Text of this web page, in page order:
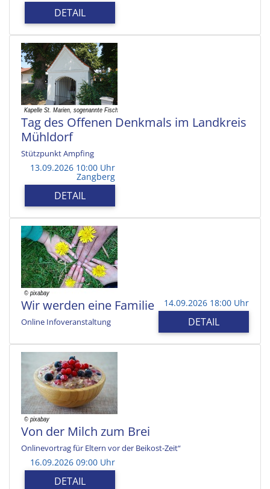
DETAIL
Tag des Offenen Denkmals im Landkreis
Mühldorf
Stützpunkt Ampfing
13.09.2026 10:00 Uhr
Zangberg
DETAIL
Wir werden eine Familie
Online Infoveranstaltung
14.09.2026 18:00 Uhr
DETAIL
Von der Milch zum Brei
Onlinevortrag für Eltern vor der Beikost-Zeit“
16.09.2026 09:00 Uhr
DETAIL